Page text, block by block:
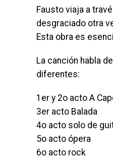
Fausto viaja a
desgraciado otra
Esta obra es
La canción habla
diferentes:
1er y 2o acto A
3er acto Balada
4o acto solo de
5o acto ópera
6o acto rock